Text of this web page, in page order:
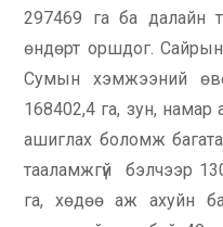
297469 га ба далайн
өндөрт оршдог.
Сумын хэмжээний
168402,4 га, зун, намар
ашиглах боломж
тааламжгүй бэлчээр
га, хөдөө аж ахуйн